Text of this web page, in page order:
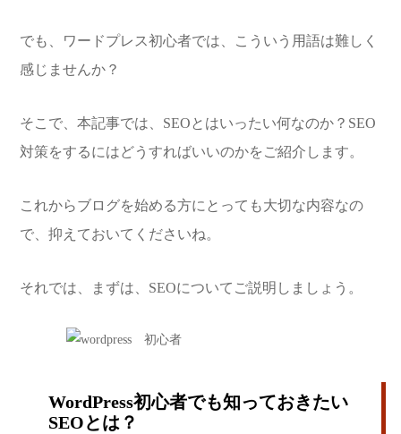
でも、ワードプレス初心者では、こういう用語は難しく
感じませんか？
そこで、本記事では、SEOとはいったい何なのか？SEO
対策をするにはどうすればいいのかをご紹介します。
これからブログを始める方にとっても大切な内容なの
で、抑えておいてくださいね。
それでは、まずは、SEOについてご説明しましょう。
WordPress初心者でも知っておきたい
SEOとは？